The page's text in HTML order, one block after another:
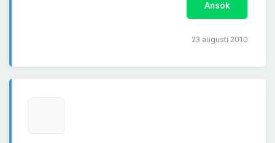
Ansök
23 augusti 2010